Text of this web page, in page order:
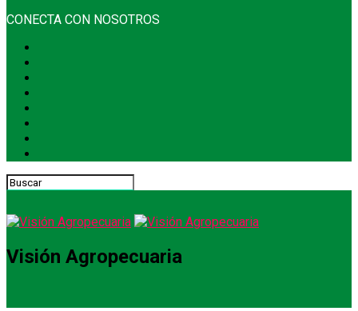
CONECTA CON NOSOTROS
Visión Agropecuaria